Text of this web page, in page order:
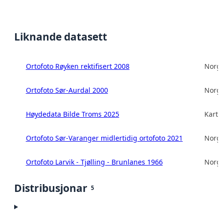
Liknande datasett
Ortofoto Røyken rektifisert 2008
Ortofoto Sør-Aurdal 2000
Høydedata Bilde Troms 2025
Ortofoto Sør-Varanger midlertidig ortofoto 2021
Ortofoto Larvik - Tjølling - Brunlanes 1966
Distribusjonar 5